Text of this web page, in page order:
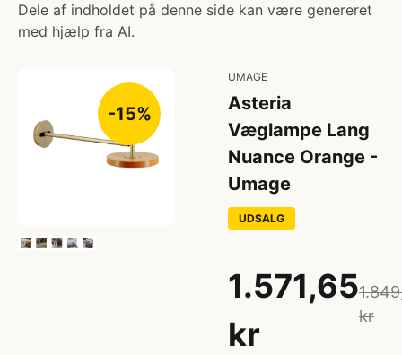
Dele af indholdet på denne side kan være genereret
med hjælp fra AI.
-15%
UMAGE
Asteria
Væglampe Lang
Nuance Orange -
Umage
UDSALG
1.571,65
kr
kr